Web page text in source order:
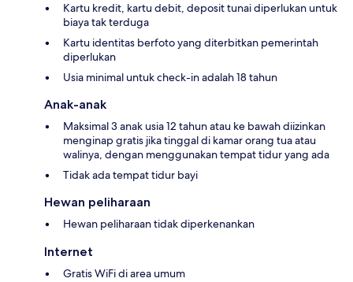
Kartu kredit, kartu debit, deposit tunai diperlukan untuk
biaya tak terduga
Kartu identitas berfoto yang diterbitkan pemerintah
diperlukan
Usia minimal untuk check-in adalah 18 tahun
Anak-anak
Maksimal 3 anak usia 12 tahun atau ke bawah diizinkan
menginap gratis jika tinggal di kamar orang tua atau
walinya, dengan menggunakan tempat tidur yang ada
Tidak ada tempat tidur bayi
Hewan peliharaan
Hewan peliharaan tidak diperkenankan
Internet
Gratis WiFi di area umum